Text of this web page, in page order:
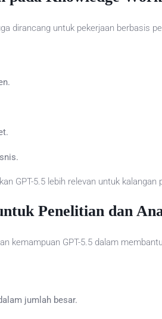
dirancang untuk pekerjaan berbasis
GPT-5.5 lebih relevan untuk
Penelitian dan
kemampuan GPT-5.5 dalam
jumlah besar.